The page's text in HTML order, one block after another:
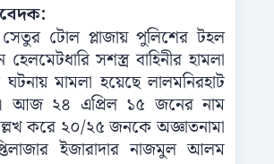
টোল প্লাজায় পুলিশের টহল
সশস্ত্র বাহিনীর হামলা
মামলা হয়েছে লালমনিরহাট
আজ ২৪ এপ্রিল ১৫ জনের নাম
করে ২০/২৫ জনকে অজ্ঞাতনামা
ইজারাদার নাজমুল আলম